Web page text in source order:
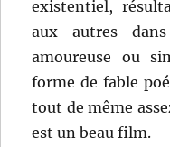
existentiel,
aux autres
amoureuse ou
forme de fable
tout de même
est un beau film.